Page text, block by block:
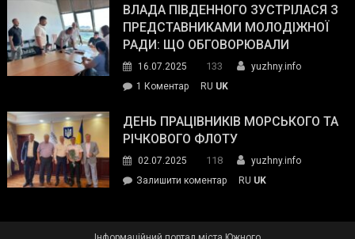
окупанти.
Маємо
діяти
команда
Південного
провів
інспекцію
укриття
ВЛАДА ПІВДЕННОГО ЗУСТРІЛАСЯ З
ПРЕДСТАВНИКАМИ МОЛОДІЖНОЇ
РАДИ: ЩО ОБГОВОРЮВАЛИ
16.07.2025 133
yuzhny.info
1 Коментардо
Південного
зустрілася
представниками
молодіжної
обговорювали
RU UK
ДЕНЬ ПРАЦІВНИКІВ МОРСЬКОГО ТА
РІЧКОВОГО ФЛОТУ
02.07.2025 118
yuzhny.info
Залишити коментарon
RU UK